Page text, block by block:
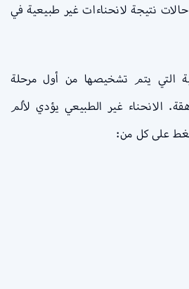
نتيجة لانحناءات غير طبيعية في
التي يتم تشخيصها من أول مرحلة
الانحناء غير الطبيعي يؤدي لألم
على كل من: